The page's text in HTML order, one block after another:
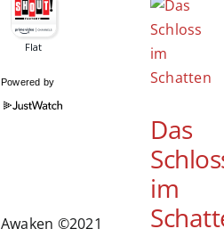
Powered by
Awaken ©2021
Das
im